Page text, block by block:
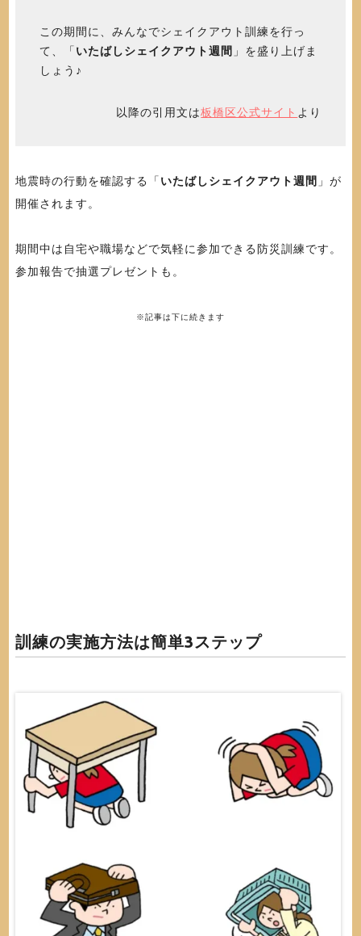
この期間に、みんなでシェイクアウト訓練を行っ
て、「いたばしシェイクアウト週間 」を盛り上げま
しょう♪
以降の引用文は板橋区公式サイト より
地震時の行動を確認する「いたばしシェイクアウト週間 」が
開催されます。
期間中は自宅や職場などで気軽に参加できる防災訓練です。
参加報告で抽選プレゼントも。
※記事は下に続きます
訓練の実施方法は簡単3ステップ